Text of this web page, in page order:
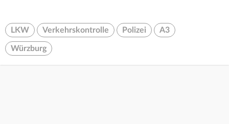
LKW Verkehrskontrolle Polizei A3
Würzburg